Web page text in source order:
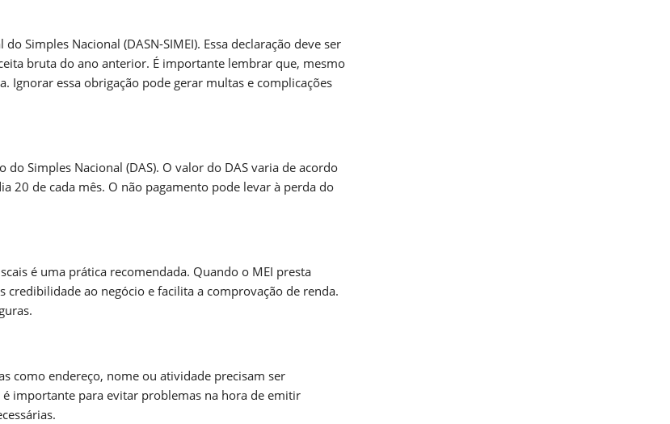
Simples Nacional (DASN-SIMEI). Essa declaração deve ser
bruta do ano anterior. É importante lembrar que, mesmo
Ignorar essa obrigação pode gerar multas e complicações
Simples Nacional (DAS). O valor do DAS varia de acordo
20 de cada mês. O não pagamento pode levar à perda do
é uma prática recomendada. Quando o MEI presta
credibilidade ao negócio e facilita a comprovação de renda.
como endereço, nome ou atividade precisam ser
importante para evitar problemas na hora de emitir